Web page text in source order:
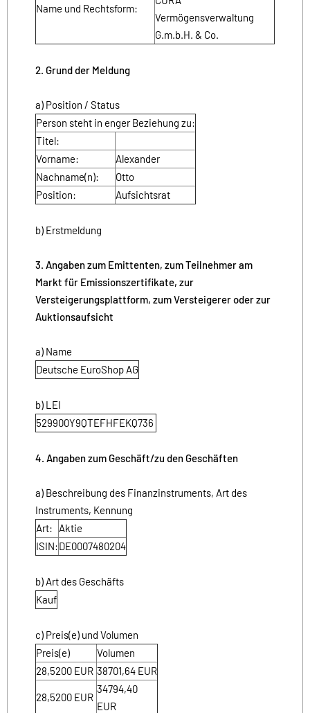
Name und Rechtsform:
Vermögensverwaltung
G.m.b.H. & Co.
2. Grund der Meldung
a) Position / Status
Person steht in enger Beziehung zu:
Titel:
Vorname:
Alexander
Nachname(n):
Otto
Position:
Aufsichtsrat
b) Erstmeldung
3. Angaben zum Emittenten, zum Teilnehmer am
Markt für Emissionszertifikate, zur
Versteigerungsplattform, zum Versteigerer oder zur
Auktionsaufsicht
a) Name
Deutsche EuroShop AG
b) LEI
529900Y9QTEFHFEKQ736
4. Angaben zum Geschäft/zu den Geschäften
a) Beschreibung des Finanzinstruments, Art des
Instruments, Kennung
Art:
Aktie
ISIN:DE0007480204
b) Art des Geschäfts
Kauf
c) Preis(e) und Volumen
Preis(e)
Volumen
28,5200 EUR 38701,64 EUR
28,5200 EUR
34794,40
EUR